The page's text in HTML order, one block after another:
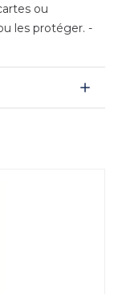
ou
les protéger. -